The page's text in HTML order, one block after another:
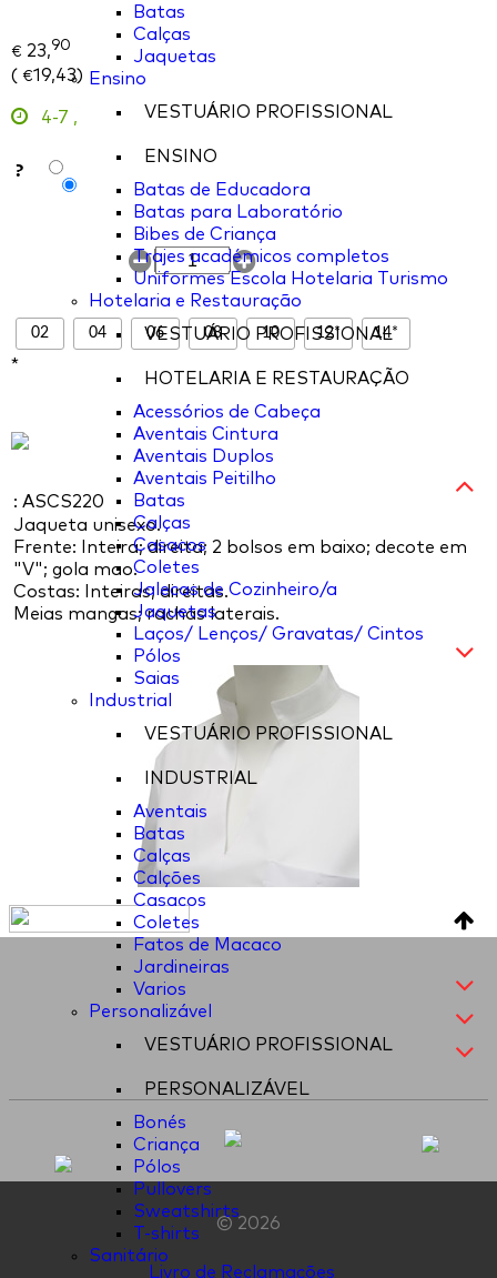
Batas
Calças
Jaquetas
Ensino
VESTUÁRIO PROFISSIONAL
ENSINO
Batas de Educadora
Batas para Laboratório
Bibes de Criança
Trajes académicos completos
Uniformes Escola Hotelaria Turismo
Hotelaria e Restauração
VESTUÁRIO PROFISSIONAL
HOTELARIA E RESTAURAÇÃO
Acessórios de Cabeça
Aventais Cintura
Aventais Duplos
Aventais Peitilho
Batas
Calças
Casacos
Coletes
Jalecas de Cozinheiro/a
Jaquetas
Laços/ Lenços/ Gravatas/ Cintos
Pólos
Saias
Industrial
VESTUÁRIO PROFISSIONAL
INDUSTRIAL
Aventais
Batas
Calças
Calções
Casacos
Coletes
Fatos de Macaco
Jardineiras
Varios
Personalizável
VESTUÁRIO PROFISSIONAL
PERSONALIZÁVEL
Bonés
Criança
Pólos
Pullovers
Sweatshirts
T-shirts
Sanitário
€ 23,90
( €19,43)
4-7 ,
?
02 04 06 08 10 12* 14*
*
: ASCS220
Jaqueta unisexo.
Frente: Inteira; direita; 2 bolsos em baixo; decote em
"V"; gola mao.
Costas: Inteiras; direitas.
Meias mangas; rachas laterais.
© 2026
Livro de Reclamações